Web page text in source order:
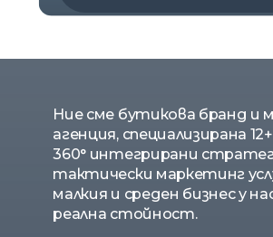
Ние сме бутикова бранд и
агенция, специализирана
360° интегрирани
тактически маркетинг
малкия и среден бизнес у
реална стойност.